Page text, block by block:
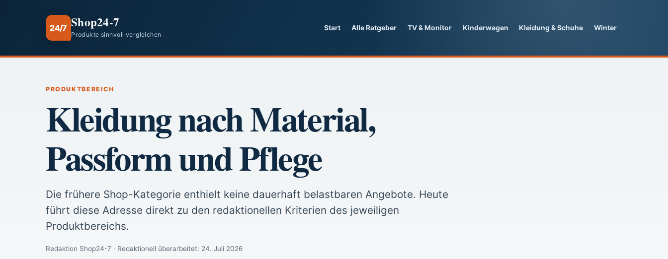
24/7 Shop24-7
Produkte sinnvoll vergleichen
Start Alle Ratgeber TV & Monitor Kinderwagen Kleidung & Schuhe Winter
PRODUKTBEREICH
Kleidung nach Material,
Passform und Pflege
Die frühere Shop-Kategorie enthielt keine dauerhaft belastbaren Angebote. Heute
führt diese Adresse direkt zu den redaktionellen Kriterien des jeweiligen
Produktbereichs.
Redaktion Shop24-7 · Redaktionell überarbeitet: 24. Juli 2026